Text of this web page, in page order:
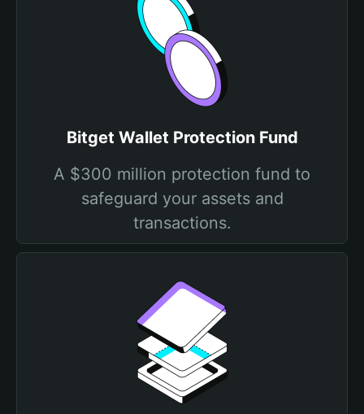
Bitget Wallet Protection Fund
A $300 million protection fund to
safeguard your assets and
transactions.